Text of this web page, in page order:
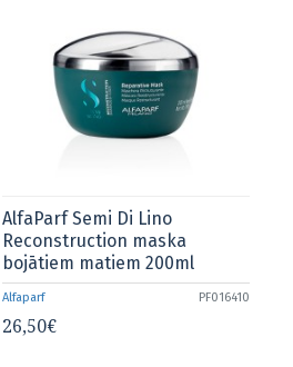
Alfaparf PF016410
AlfaParf Semi Di Lino
Reconstruction maska
bojātiem matiem 200ml
26,50€